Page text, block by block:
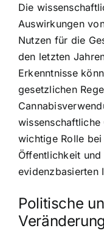
Die
Auswirkungen
Nutzen für die
den letzten
Erkenntnisse
gesetzlichen
wissenschaftliche
wichtige Rolle
Öffentlichkeit
evidenzbasierten
Politische